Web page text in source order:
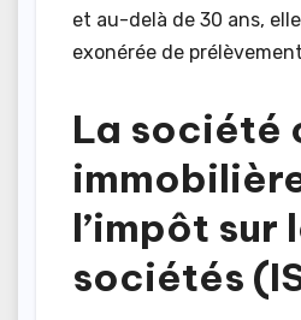
et au-delà de 30 ans,
exonérée de
La société
l’impôt sur
sociétés